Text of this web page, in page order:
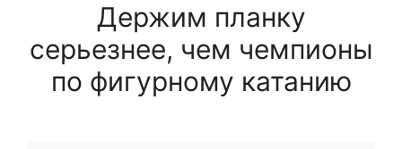
Держим планку
серьезнее, чем чемпионы
по фигурному катанию